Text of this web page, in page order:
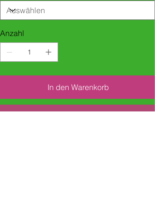
Anzahl
In den Warenkorb